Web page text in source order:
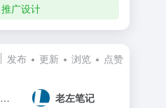
推广设计
发布 更新 浏览 点赞
地下城与勇士官方论坛 老左笔记